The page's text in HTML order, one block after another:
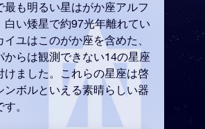
最も明るい星はがか座アルフ
白い矮星で約97光年離れてい
イユはこのがか座を含めた、
からは観測できない14の星座
けました。これらの星座は啓
ンボルといえる素晴らしい器
。